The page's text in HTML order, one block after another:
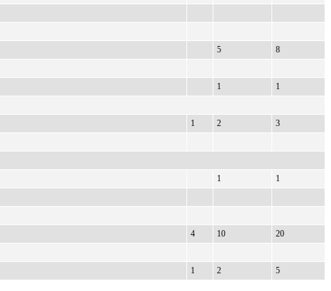
5
8
1
1
1 2
3
1
1
4 10
20
1 2 5